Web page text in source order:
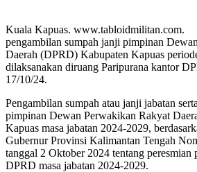
Kuala Kapuas. www.tabloidmilitan.com.
pengambilan sumpah janji pimpinan
Daerah (DPRD) Kabupaten Kapuas
dilaksanakan diruang Paripurana kantor
17/10/24.
Pengambilan sumpah atau janji jabatan
pimpinan Dewan Perwakikan Rakyat
Kapuas masa jabatan 2024-2029,
Gubernur Provinsi Kalimantan Tengah
tanggal 2 Oktober 2024 tentang peresmian
DPRD masa jabatan 2024-2029.